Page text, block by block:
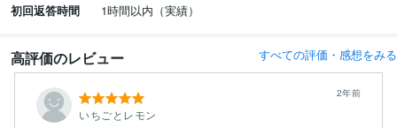
初回返答時間
1時間以内（実績）
高評価のレビュー すべての評価・感想をみる
いちごとレモン
2年前